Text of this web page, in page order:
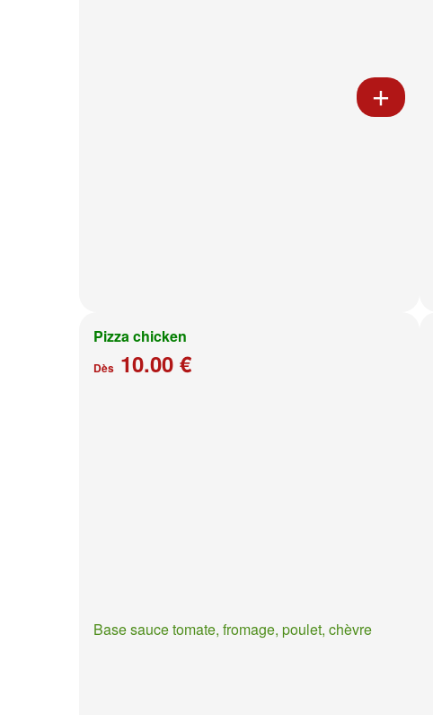
Pizza chicken
Dès 10.00 €
Base sauce tomate, fromage, poulet, chèvre